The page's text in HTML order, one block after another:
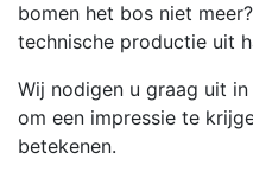
bomen het bos niet
technische productie uit
Wij nodigen u graag uit
om een impressie te
betekenen.